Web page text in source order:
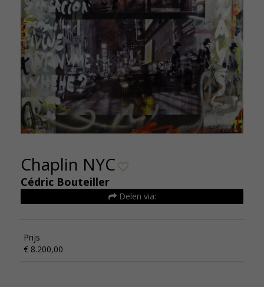
Chaplin NYC
Cédric Bouteiller
Delen via:
Prijs
€ 8.200,00